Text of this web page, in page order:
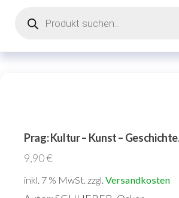
search
Prag: Kultur – Kunst –
9,90€
inkl. 7 % MwSt. zzgl. Versandkosten